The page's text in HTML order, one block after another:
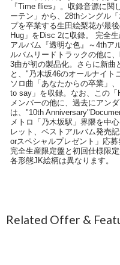
『Time flies』。収録音源に関
ーテン」から、28thシングル
プを卒業する生田絵梨花が最
Hug」をDisc 2に収録。 完全
アルバム『透明な色』～4thア
ルバムリードトラックの他に
3曲が初の製品化。さらに新曲
と、"乃木坂46のオールナイト
ソロ曲「あなたからの卒業」
to say」を収録。なお、この
メンバーの他に、過去にアン
は、"10th
メトロ「乃木坂駅」界隈を中
レット、ベストアルバム発売
orスペシャルプレゼント」応
完全生産限定盤と初回仕様限
各形態JK絵柄は異なります。
Related Offer &